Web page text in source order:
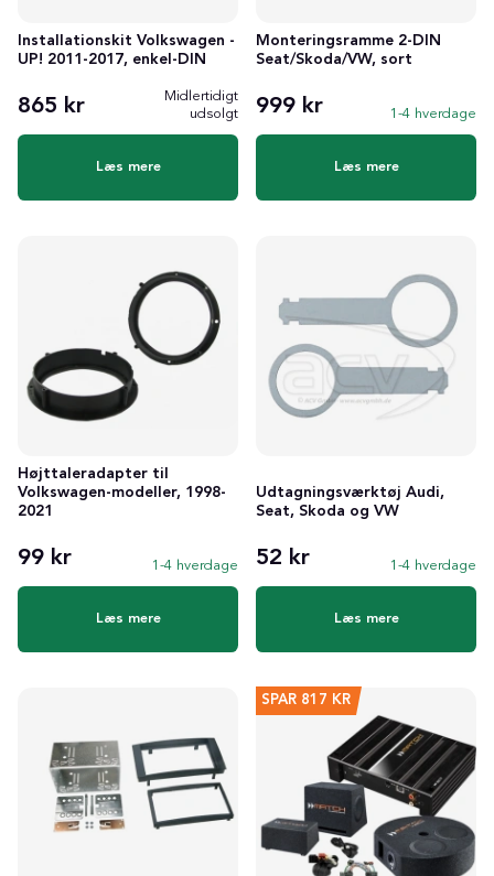
Installationskit Volkswagen -
UP! 2011-2017, enkel-DIN
865 kr
Midlertidigt
udsolgt
Læs mere
Monteringsramme 2-DIN
Seat/Skoda/VW, sort
999 kr 1-4 hverdage
Læs mere
Højttaleradapter til
Volkswagen-modeller, 1998-
2021
99 kr 1-4 hverdage
Læs mere
Udtagningsværktøj Audi,
Seat, Skoda og VW
52 kr 1-4 hverdage
Læs mere
SPAR 817 KR